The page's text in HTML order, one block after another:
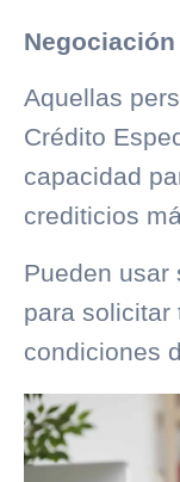
Aquellas
Crédito
capacidad
crediticios
Pueden usar
para solicitar
condiciones